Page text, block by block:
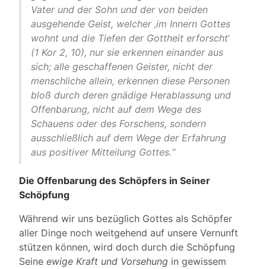
Vater und der Sohn und der von beiden
ausgehende Geist, welcher ‚im Innern Gottes
wohnt und die Tiefen der Gottheit erforscht‘
(1 Kor 2, 10), nur sie erkennen einander aus
sich; alle geschaffenen Geister, nicht der
menschliche allein, erkennen diese Personen
bloß durch deren gnädige Herablassung und
Offenbarung, nicht auf dem Wege des
Schauens oder des Forschens, sondern
ausschließlich auf dem Wege der Erfahrung
aus positiver Mitteilung Gottes.“
Die Offenbarung des Schöpfers in Seiner
Schöpfung
Während wir uns bezüglich Gottes als Schöpfer
aller Dinge noch weitgehend auf unsere Vernunft
stützen können, wird doch durch die Schöpfung
Seine ewige Kraft und Vorsehung in gewissem